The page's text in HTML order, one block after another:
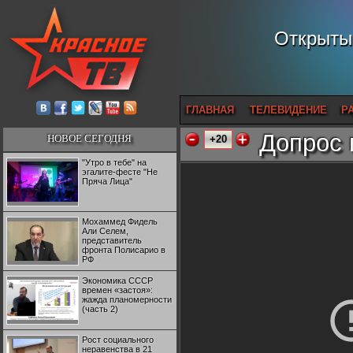
ГЛАВНАЯ ТЕЛЕВИДЕНИЕ
НОВОЕ СЕГОДНЯ
"Утро в тебе" на
эгалите-фесте "Не
Пряча Лица"
Мохаммед Фидель
Али Селем,
представитель
фронта Полисарио в
РФ
Экономика СССР
времен «застоя»:
жажда планомерности
(часть 2)
Рост социального
неравенства в 21
+20 Допрос